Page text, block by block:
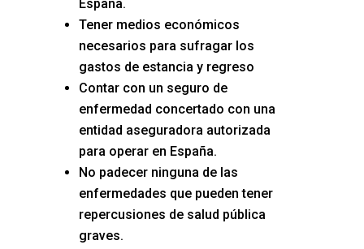
España.
Tener medios económicos
necesarios para sufragar los
gastos de estancia y regreso
Contar con un seguro de
enfermedad concertado con una
entidad aseguradora autorizada
para operar en España.
No padecer ninguna de las
enfermedades que pueden tener
repercusiones de salud pública
graves.